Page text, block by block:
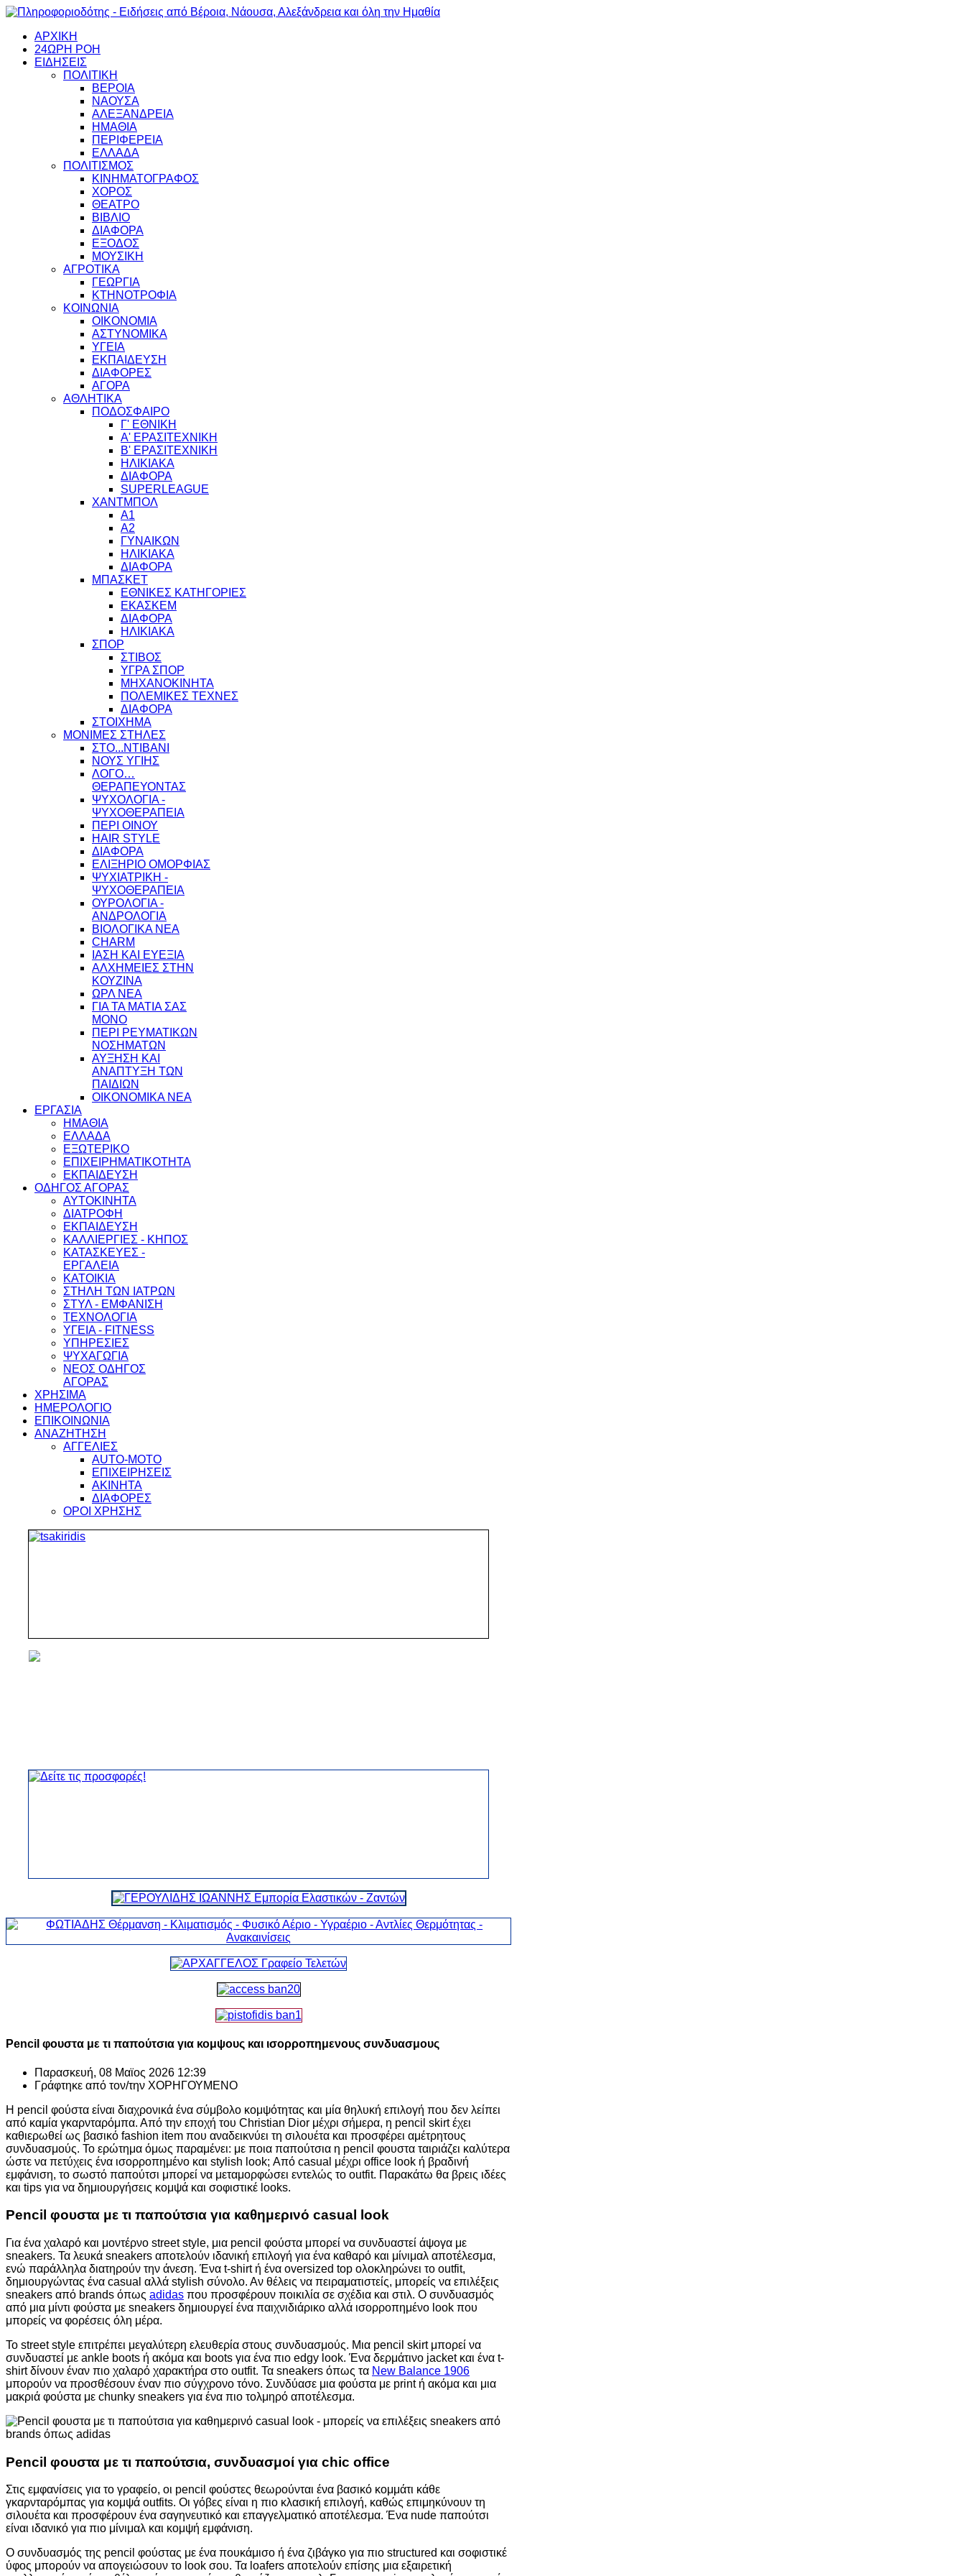
ΑΡΧΙΚΗ
24ΩΡΗ ΡΟΗ
ΕΙΔΗΣΕΙΣ
ΠΟΛΙΤΙΚΗ
ΒΕΡΟΙΑ
ΝΑΟΥΣΑ
ΑΛΕΞΑΝΔΡΕΙΑ
ΗΜΑΘΙΑ
ΠΕΡΙΦΕΡΕΙΑ
ΕΛΛΑΔΑ
ΠΟΛΙΤΙΣΜΟΣ
ΚΙΝΗΜΑΤΟΓΡΑΦΟΣ
ΧΟΡΟΣ
ΘΕΑΤΡΟ
ΒΙΒΛΙΟ
ΔΙΑΦΟΡΑ
ΕΞΟΔΟΣ
ΜΟΥΣΙΚΗ
ΑΓΡΟΤΙΚΑ
ΓΕΩΡΓΙΑ
ΚΤΗΝΟΤΡΟΦΙΑ
ΚΟΙΝΩΝΙΑ
ΟΙΚΟΝΟΜΙΑ
ΑΣΤΥΝΟΜΙΚΑ
ΥΓΕΙΑ
ΕΚΠΑΙΔΕΥΣΗ
ΔΙΑΦΟΡΕΣ
ΑΓΟΡΑ
ΑΘΛΗΤΙΚΑ
ΠΟΔΟΣΦΑΙΡΟ
Γ' ΕΘΝΙΚΗ
Α' ΕΡΑΣΙΤΕΧΝΙΚΗ
Β' ΕΡΑΣΙΤΕΧΝΙΚΗ
ΗΛΙΚΙΑΚΑ
ΔΙΑΦΟΡΑ
SUPERLEAGUE
ΧΑΝΤΜΠΟΛ
Α1
Α2
ΓΥΝΑΙΚΩΝ
ΗΛΙΚΙΑΚΑ
ΔΙΑΦΟΡΑ
ΜΠΑΣΚΕΤ
ΕΘΝΙΚΕΣ ΚΑΤΗΓΟΡΙΕΣ
ΕΚΑΣΚΕΜ
ΔΙΑΦΟΡΑ
ΗΛΙΚΙΑΚΑ
ΣΠΟΡ
ΣΤΙΒΟΣ
ΥΓΡΑ ΣΠΟΡ
ΜΗΧΑΝΟΚΙΝΗΤΑ
ΠΟΛΕΜΙΚΕΣ ΤΕΧΝΕΣ
ΔΙΑΦΟΡΑ
ΣΤΟΙΧΗΜΑ
ΜΟΝΙΜΕΣ ΣΤΗΛΕΣ
ΣΤΟ...ΝΤΙΒΑΝΙ
ΝΟΥΣ ΥΓΙΗΣ
ΛΟΓΟ…
ΘΕΡΑΠΕΥΟΝΤΑΣ
ΨΥΧΟΛΟΓΙΑ -
ΨΥΧΟΘΕΡΑΠΕΙΑ
ΠΕΡΙ ΟΙΝΟΥ
HAIR STYLE
ΔΙΑΦΟΡΑ
ΕΛΙΞΗΡΙΟ ΟΜΟΡΦΙΑΣ
ΨΥΧΙΑΤΡΙΚΗ -
ΨΥΧΟΘΕΡΑΠΕΙΑ
ΟΥΡΟΛΟΓΙΑ -
ΑΝΔΡΟΛΟΓΙΑ
ΒΙΟΛΟΓΙΚΑ ΝΕΑ
CHARM
ΙΑΣΗ ΚΑΙ ΕΥΕΞΙΑ
ΑΛΧΗΜΕΙΕΣ ΣΤΗΝ
ΚΟΥΖΙΝΑ
ΩΡΛ ΝEA
ΓΙΑ ΤΑ ΜΑΤΙΑ ΣΑΣ
ΜΟΝΟ
ΠΕΡΙ ΡΕΥΜΑΤΙΚΩΝ
ΝΟΣΗΜΑΤΩΝ
ΑΥΞΗΣΗ ΚΑΙ
ΑΝΑΠΤΥΞΗ ΤΩΝ
ΠΑΙΔΙΩΝ
ΟΙΚΟΝΟΜΙΚΑ ΝΕΑ
ΕΡΓΑΣΙΑ
ΗΜΑΘΙΑ
ΕΛΛΑΔΑ
ΕΞΩΤΕΡΙΚΟ
ΕΠΙΧΕΙΡΗΜΑΤΙΚΟΤΗΤΑ
ΕΚΠΑΙΔΕΥΣΗ
ΟΔΗΓΟΣ ΑΓΟΡΑΣ
ΑΥΤΟΚΙΝΗΤΑ
ΔΙΑΤΡΟΦΗ
ΕΚΠΑΙΔΕΥΣΗ
ΚΑΛΛΙΕΡΓΙΕΣ - ΚΗΠΟΣ
ΚΑΤΑΣΚΕΥΕΣ -
ΕΡΓΑΛΕΙΑ
ΚΑΤΟΙΚΙΑ
ΣΤΗΛΗ ΤΩΝ ΙΑΤΡΩΝ
ΣΤΥΛ - ΕΜΦΑΝΙΣΗ
ΤΕΧΝΟΛΟΓΙΑ
ΥΓΕΙΑ - FITNESS
ΥΠΗΡΕΣΙΕΣ
ΨΥΧΑΓΩΓΙΑ
ΝΕΟΣ ΟΔΗΓΟΣ
ΑΓΟΡΑΣ
ΧΡΗΣΙΜΑ
ΗΜΕΡΟΛΟΓΙΟ
ΕΠΙΚΟΙΝΩΝΙΑ
ΑΝΑΖΗΤΗΣΗ
ΑΓΓΕΛΙΕΣ
AUTO-MOTO
ΕΠΙΧΕΙΡΗΣΕΙΣ
ΑΚΙΝΗΤΑ
ΔΙΑΦΟΡΕΣ
ΟΡΟΙ ΧΡΗΣΗΣ
Pencil φουστα με τι παπούτσια για κομψους και ισορροπημενους συνδυασμους
Παρασκευή, 08 Μαϊος 2026 12:39
Γράφτηκε από τον/την ΧΟΡΗΓΟΥΜΕΝΟ
Η pencil φούστα είναι διαχρονικά ένα σύμβολο κομψότητας και μία θηλυκή επιλογή που δεν λείπει
από καμία γκαρνταρόμπα. Από την εποχή του Christian Dior μέχρι σήμερα, η pencil skirt έχει
καθιερωθεί ως βασικό fashion item που αναδεικνύει τη σιλουέτα και προσφέρει αμέτρητους
συνδυασμούς. Το ερώτημα όμως παραμένει: με ποια παπούτσια η pencil φουστα ταιριάζει καλύτερα
ώστε να πετύχεις ένα ισορροπημένο και stylish look; Από casual μέχρι office look ή βραδινή
εμφάνιση, το σωστό παπούτσι μπορεί να μεταμορφώσει εντελώς το outfit. Παρακάτω θα βρεις ιδέες
και tips για να δημιουργήσεις κομψά και σοφιστικέ looks.
Pencil φουστα με τι παπούτσια για καθημερινό casual look
Για ένα χαλαρό και μοντέρνο street style, μια pencil φούστα μπορεί να συνδυαστεί άψογα με
sneakers. Τα λευκά sneakers αποτελούν ιδανική επιλογή για ένα καθαρό και μίνιμαλ αποτέλεσμα,
ενώ παράλληλα διατηρούν την άνεση. Ένα t-shirt ή ένα oversized top ολοκληρώνει το outfit,
δημιουργώντας ένα casual αλλά stylish σύνολο. Αν θέλεις να πειραματιστείς, μπορείς να επιλέξεις
sneakers από brands όπως adidas που προσφέρουν ποικιλία σε σχέδια και στιλ. Ο συνδυασμός
από μια μίντι φούστα με sneakers δημιουργεί ένα παιχνιδιάρικο αλλά ισορροπημένο look που
μπορείς να φορέσεις όλη μέρα.
Το street style επιτρέπει μεγαλύτερη ελευθερία στους συνδυασμούς. Μια pencil skirt μπορεί να
συνδυαστεί με ankle boots ή ακόμα και boots για ένα πιο edgy look. Ένα δερμάτινο jacket και ένα t-
shirt δίνουν έναν πιο χαλαρό χαρακτήρα στο outfit. Τα sneakers όπως τα New Balance 1906
μπορούν να προσθέσουν έναν πιο σύγχρονο τόνο. Συνδύασε μια φούστα με print ή ακόμα και μια
μακριά φούστα με chunky sneakers για ένα πιο τολμηρό αποτέλεσμα.
Pencil φουστα με τι παπούτσια, συνδυασμοί για chic office
Στις εμφανίσεις για το γραφείο, οι pencil φούστες θεωρούνται ένα βασικό κομμάτι κάθε
γκαρνταρόμπας για κομψά outfits. Οι γόβες είναι η πιο κλασική επιλογή, καθώς επιμηκύνουν τη
σιλουέτα και προσφέρουν ένα σαγηνευτικό και επαγγελματικό αποτέλεσμα. Ένα nude παπούτσι
είναι ιδανικό για πιο μίνιμαλ και κομψή εμφάνιση.
Ο συνδυασμός της pencil φούστας με ένα πουκάμισο ή ένα ζιβάγκο για πιο structured και σοφιστικέ
ύφος μπορούν να απογειώσουν το look σου. Τα loafers αποτελούν επίσης μια εξαιρετική